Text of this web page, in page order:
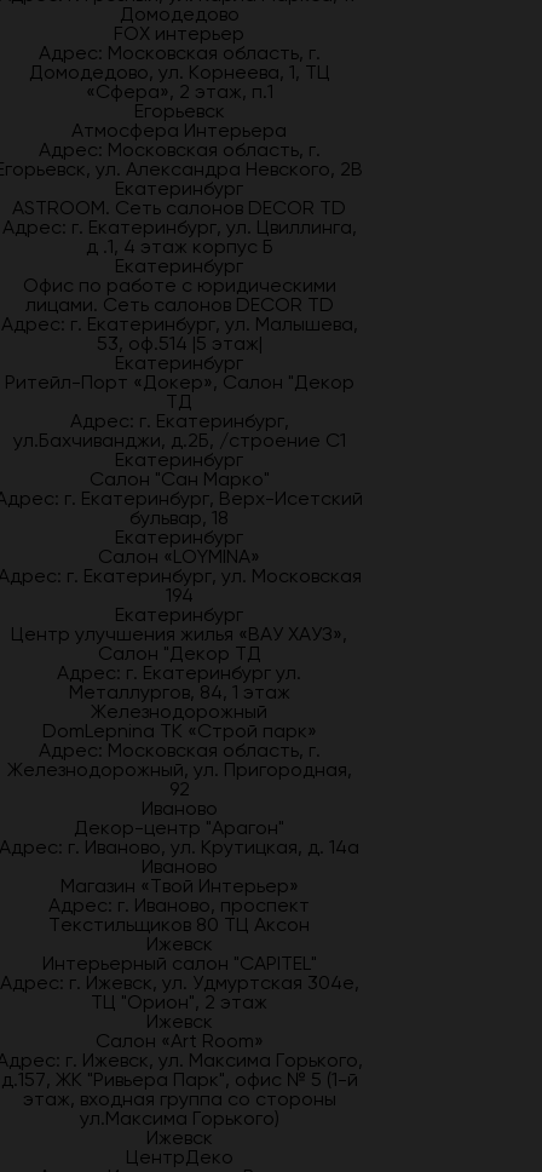
Домодедово
FOX интерьер
Адрес: Московская область, г.
Домодедово, ул. Корнеева, 1, ТЦ
«Сфера», 2 этаж, п.1
Егорьевск
Атмосфера Интерьера
Адрес: Московская область, г.
ул. Александра Невского, 2В
Екатеринбург
ASTROOM. Сеть салонов DECOR TD
Адрес: г. Екатеринбург, ул. Цвиллинга,
д .1, 4 этаж корпус Б
Екатеринбург
Офис по работе с юридическими
лицами. Сеть салонов DECOR TD
Адрес: г. Екатеринбург, ул. Малышева,
53, оф.514 |5 этаж|
Екатеринбург
Ритейл-Порт «Докер», Салон "Декор
ТД
Адрес: г. Екатеринбург,
ул.Бахчиванджи, д.2Б, /строение С1
Екатеринбург
Салон "Сан Марко"
г. Екатеринбург, Верх-Исетский
бульвар, 18
Екатеринбург
Салон «LOYMINA»
г. Екатеринбург, ул. Московская
194
Екатеринбург
Центр улучшения жилья «ВАУ ХАУЗ»,
Салон "Декор ТД
Адрес: г. Екатеринбург ул.
Металлургов, 84, 1 этаж
Железнодорожный
DomLepnina ТК «Строй парк»
Адрес: Московская область, г.
Железнодорожный, ул. Пригородная,
92
Иваново
Декор-центр "Арагон"
Адрес: г. Иваново, ул. Крутицкая, д. 14а
Иваново
Магазин «Твой Интерьер»
Адрес: г. Иваново, проспект
Текстильщиков 80 ТЦ Аксон
Ижевск
Интерьерный салон "CAPITEL"
Адрес: г. Ижевск, ул. Удмуртская 304е,
ТЦ "Орион", 2 этаж
Ижевск
Салон «Art Room»
г. Ижевск, ул. Максима Горького,
д.157, ЖК "Ривьера Парк", офис № 5 (1-й
этаж, входная группа со стороны
ул.Максима Горького)
Ижевск
ЦентрДеко